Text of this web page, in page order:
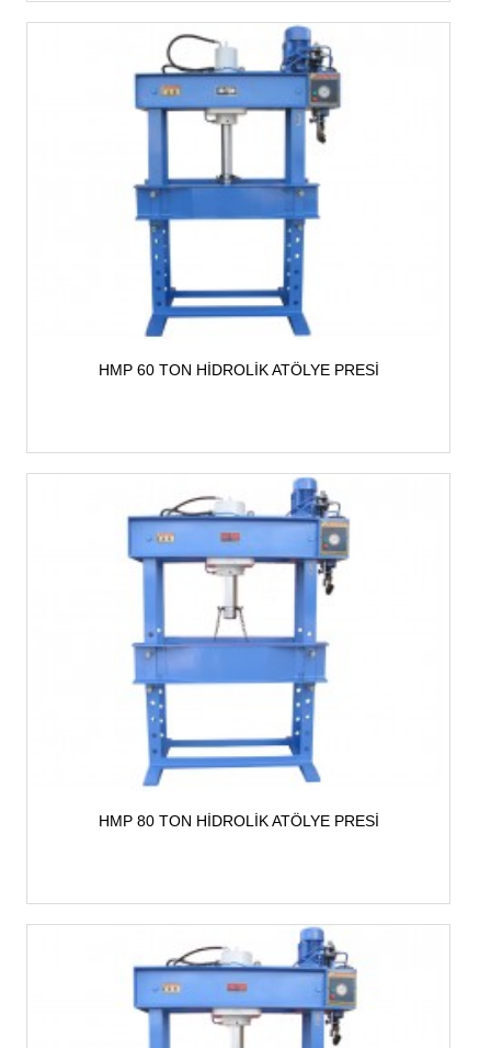
HMP 60 TON HİDROLİK ATÖLYE PRESİ
HMP 80 TON HİDROLİK ATÖLYE PRESİ